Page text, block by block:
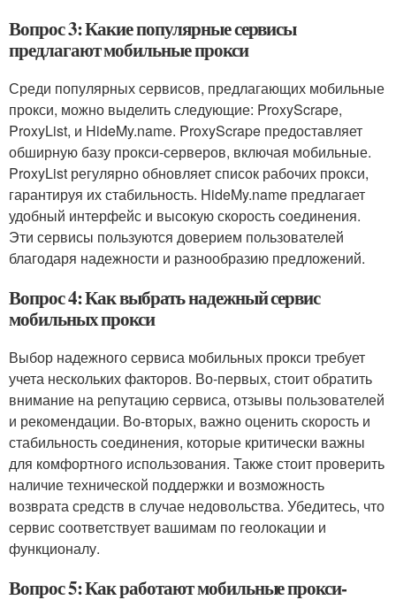
Вопрос 3: Какие популярные сервисы
предлагают мобильные прокси
Среди популярных сервисов, предлагающих мобильные
прокси, можно выделить следующие: ProxyScrape,
ProxyList, и HideMy.name. ProxyScrape предоставляет
обширную базу прокси-серверов, включая мобильные.
ProxyList регулярно обновляет список рабочих прокси,
гарантируя их стабильность. HideMy.name предлагает
удобный интерфейс и высокую скорость соединения.
Эти сервисы пользуются доверием пользователей
благодаря надежности и разнообразию предложений.
Вопрос 4: Как выбрать надежный сервис
мобильных прокси
Выбор надежного сервиса мобильных прокси требует
учета нескольких факторов. Во-первых, стоит обратить
внимание на репутацию сервиса, отзывы пользователей
и рекомендации. Во-вторых, важно оценить скорость и
стабильность соединения, которые критически важны
для комфортного использования. Также стоит проверить
наличие технической поддержки и возможность
возврата средств в случае недовольства. Убедитесь, что
сервис соответствует вашимам по геолокации и
функционалу.
Вопрос 5: Как работают мобильные прокси-